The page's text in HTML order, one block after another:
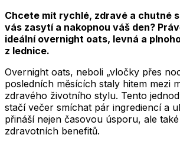
Chcete mít rychlé, zdravé a chutné
vás zasytí a nakopnou váš den?
ideální overnight oats, levná a
z lednice.
Overnight oats, neboli „vločky přes
posledních měsících staly hitem mezi
zdravého životního stylu. Tento
stačí večer smíchat pár ingrediencí a
přináší nejen časovou úsporu, ale
zdravotních benefitů.